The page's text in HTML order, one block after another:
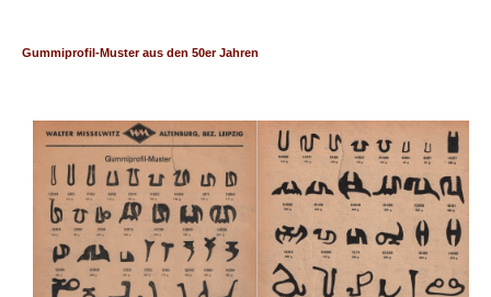
Gummiprofil-Muster aus den 50er Jahren